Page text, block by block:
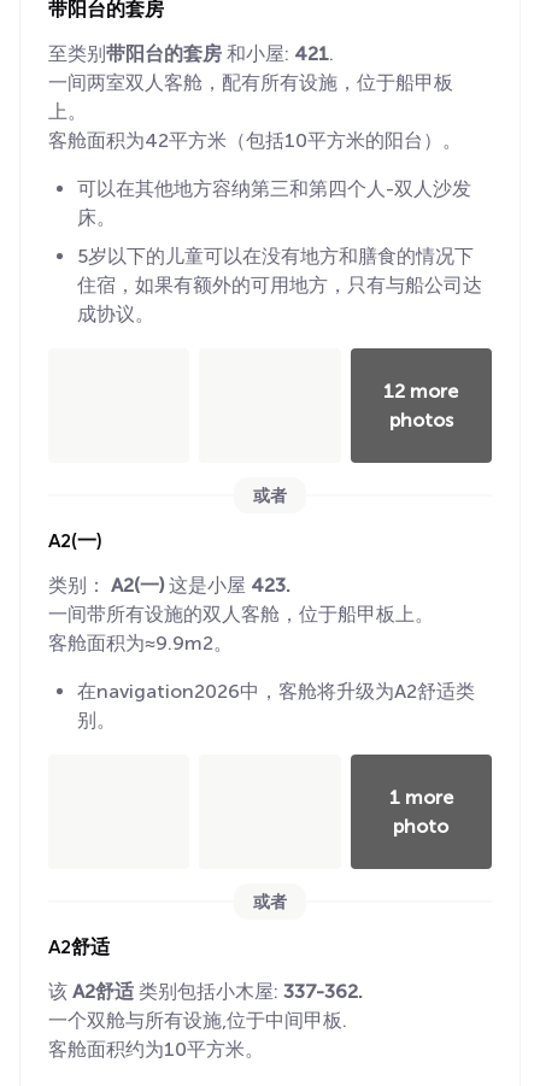
带阳台的套房
至类别带阳台的套房 和小屋: 421.
一间两室双人客舱，配有所有设施，位于船甲板
上。
客舱面积为42平方米（包括10平方米的阳台）。
可以在其他地方容纳第三和第四个人-双人沙发
床。
5岁以下的儿童可以在没有地方和膳食的情况下
住宿，如果有额外的可用地方，只有与船公司达
成协议。
12 more
photos
或者
A2(一)
类别： A2(一)这是小屋 423.
一间带所有设施的双人客舱，位于船甲板上。
客舱面积为≈9.9m2。
在navigation2026中，客舱将升级为A2舒适类
别。
1 more
photo
或者
A2舒适
该 A2舒适 类别包括小木屋: 337-362.
一个双舱与所有设施,位于中间甲板.
客舱面积约为10平方米。